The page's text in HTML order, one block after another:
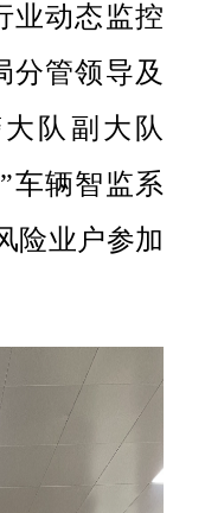
业动态监控
分管领导及
队副大队
车辆智监系
险业户参加